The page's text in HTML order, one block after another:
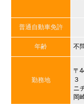
普通自動車免許
年齢 不
勤務地
〒
３
ニ
岡